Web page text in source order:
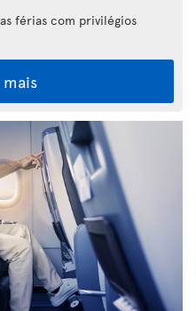
férias com privilégios
mais